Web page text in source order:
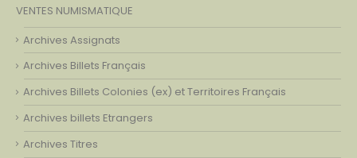
VENTES NUMISMATIQUE
Archives Assignats
Archives Billets Français
Archives Billets Colonies (ex) et Territoires Français
Archives billets Etrangers
Archives Titres